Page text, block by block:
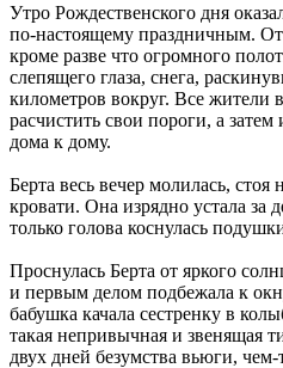
Утро Рождественского дня
по-настоящему праздничным. От
кроме разве что огромного
слепящего глаза, снега,
километров вокруг. Все жители
расчистить свои пороги, а
дома к дому.
Берта весь вечер молилась, стоя
кровати. Она изрядно устала за
только голова коснулась
Проснулась Берта от яркого
и первым делом подбежала к
бабушка качала сестренку в
такая непривычная и звенящая
двух дней безумства вьюги,